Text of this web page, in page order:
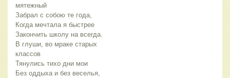
мятежный
Забрал с собою те года,
Когда мечтала я быстрее
Закончить школу на всегда.
В глуши, во мраке старых
классов
Тянулись тихо дни мои
Без оддыха и без веселья,